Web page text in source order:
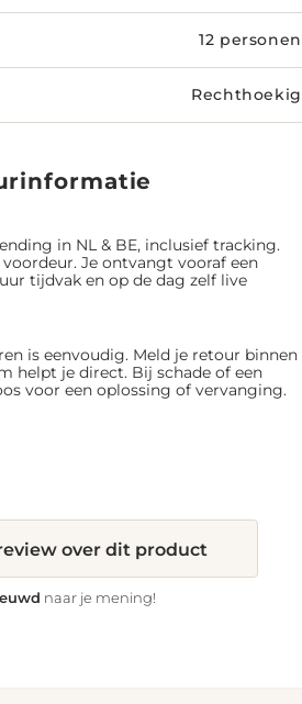
12 personen
Rechthoekig
in NL & BE, inclusief tracking.
Je ontvangt vooraf een
tijdvak en op de dag zelf live
is eenvoudig. Meld je retour binnen
helpt je direct. Bij schade of een
voor een oplossing of vervanging.
over dit product
naar je mening!